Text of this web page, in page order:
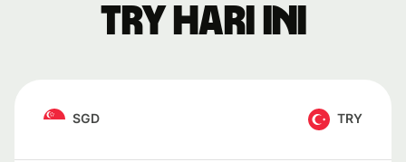
TRY hari ini
SGD TRY